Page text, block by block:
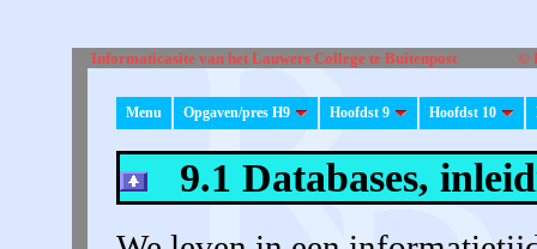
Informaticasite van het Lauwers College te Buitenpost ©
Menu Opgaven/pres H9 Hoofdst 9 Hoofdst 10
9.1 Databases,